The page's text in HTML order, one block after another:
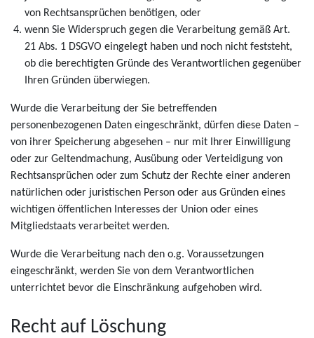
von Rechtsansprüchen benötigen, oder
wenn Sie Widerspruch gegen die Verarbeitung gemäß Art.
21 Abs. 1 DSGVO eingelegt haben und noch nicht feststeht,
ob die berechtigten Gründe des Verantwortlichen gegenüber
Ihren Gründen überwiegen.
Wurde die Verarbeitung der Sie betreffenden
personenbezogenen Daten eingeschränkt, dürfen diese Daten –
von ihrer Speicherung abgesehen – nur mit Ihrer Einwilligung
oder zur Geltendmachung, Ausübung oder Verteidigung von
Rechtsansprüchen oder zum Schutz der Rechte einer anderen
natürlichen oder juristischen Person oder aus Gründen eines
wichtigen öffentlichen Interesses der Union oder eines
Mitgliedstaats verarbeitet werden.
Wurde die Verarbeitung nach den o.g. Voraussetzungen
eingeschränkt, werden Sie von dem Verantwortlichen
unterrichtet bevor die Einschränkung aufgehoben wird.
Recht auf Löschung